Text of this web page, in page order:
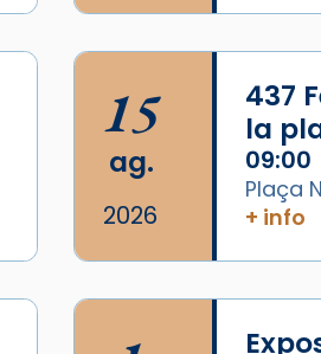
15
ag.
2026
437
la
09:00
Plaça
+ info